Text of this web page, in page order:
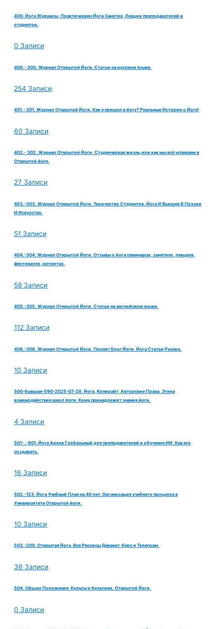
400. Йога Журналы, Практические Йога Занятия, Лекции преподавателей и
студентов.
0 Записи
400.- 300. Журнал Открытой Йоги. Статьи на русском языке.
254 Записи
401.- 301. Журнал Открытой Йоги. Как я пришел в йогу? Реальные Истории о Йоге!
60 Записи
402.- 302. Журнал Открытой Йоги. Студенческая жизнь,или как мы всё успеваем в
Открытой йоге.
27 Записи
403.-303. Журнал Открытой Йоги. Творчество Студентов. Йога И Высшее В Поэзии
И Искусстве.
51 Записи
404.-304. Журнал Открытой Йоги. Отзывы о йога семинарах, занятиях, лекциях,
фестивалях, ретритах.
58 Записи
405.-305. Журнал Открытой Йоги. Статьи на английском языке.
112 Записи
406.-306. Журнал Открытой Йоги. Проект Блог Йоги. Йога Статьи Разное.
10 Записи
500-бывшая-590-2025-07-28. Йога, Копирайт, Авторские Права. Этика
взаимодействия школ йоги. Кому принадлежит знания йоги.
4 Записи
501- .-801. Йога Архив Глобальный для преподавателей и обучение ИИ. Как его
создавать.
16 Записи
502.-123. Йога Учебный План на 40 лет. Организация учебного процесса в
Университете Открытой йоги.
10 Записи
503.-200. Открытая Йога. Все Ресурсы Деканат. Курс и Телеграм.
36 Записи
504. Общие Положения. Культы и Культики. Открытой Йоги.
0 Записи